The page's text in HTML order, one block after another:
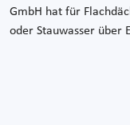
GmbH hat für
oder Stauwasser über